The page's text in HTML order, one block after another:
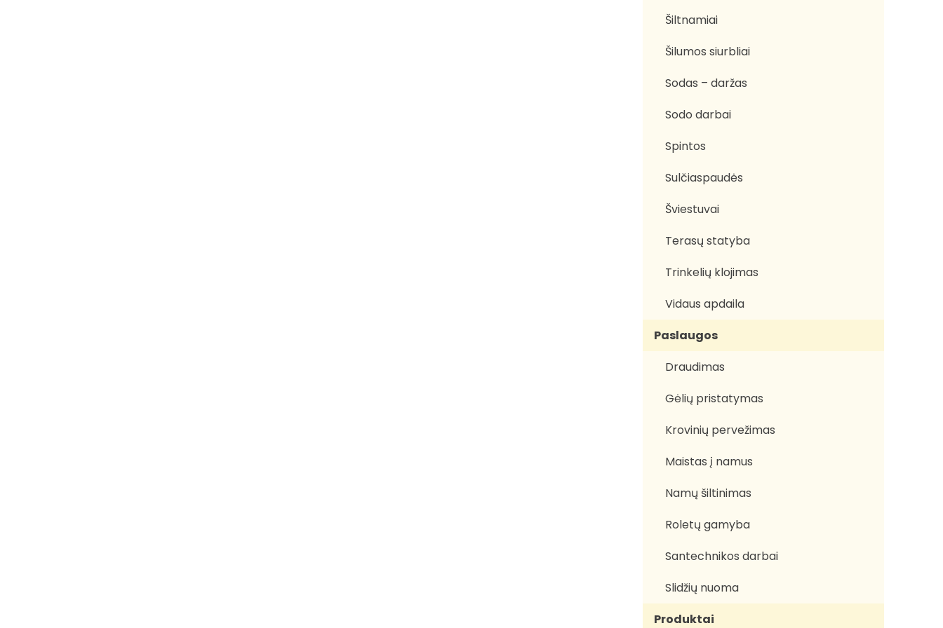
Šiltnamiai
Šilumos siurbliai
Sodas – daržas
Sodo darbai
Spintos
Sulčiaspaudės
Šviestuvai
Terasų statyba
Trinkelių klojimas
Vidaus apdaila
Paslaugos
Draudimas
Gėlių pristatymas
Krovinių pervežimas
Maistas į namus
Namų šiltinimas
Roletų gamyba
Santechnikos darbai
Slidžių nuoma
Produktai